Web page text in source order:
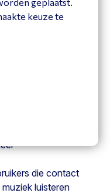
technologie: oren
je omgeving
Loop120 USB-C
die contact
luisteren
keuze te